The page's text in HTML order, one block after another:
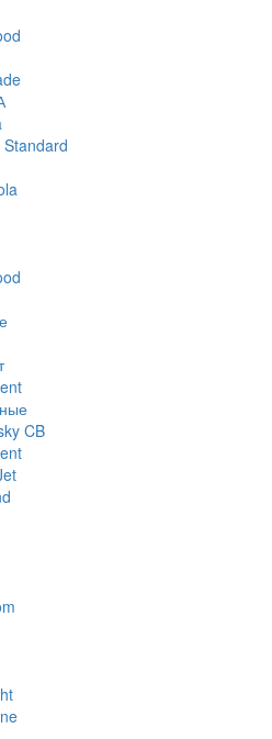
Standard
CB